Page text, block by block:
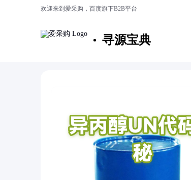
欢迎来到爱采购，百度旗下B2B平台
寻源宝典